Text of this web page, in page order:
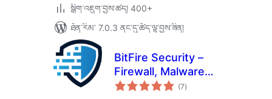
སྒྲིག་འཇུག་བྱས་ཚད། 400+
ཐོན་རིམ་ 7.0.3 ནང་དུ་ཚོད་ལྟ་བྱས་ཟིན།
BitFire Security –
Firewall, Malware
Scanner, Bot(7གདེང་
འཇོག་
)